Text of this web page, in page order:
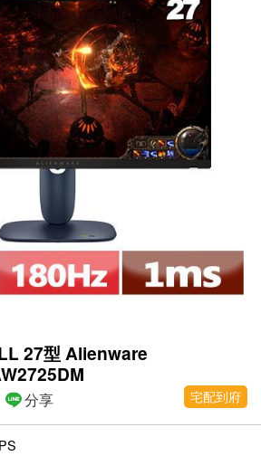
27型 Alienware
宅配到府
分享